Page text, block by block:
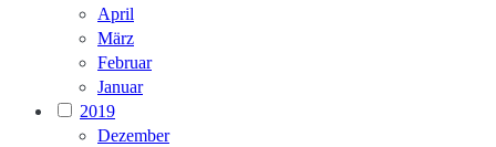
April
März
Februar
Januar
2019
Dezember